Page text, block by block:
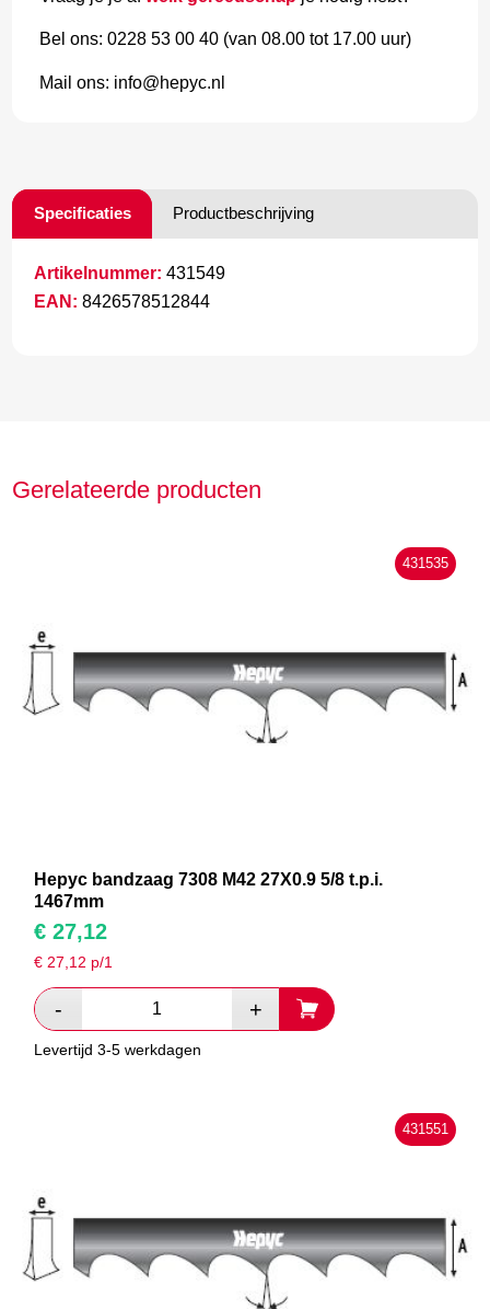
Bel ons: 0228 53 00 40 (van 08.00 tot 17.00 uur)
Mail ons: info@hepyc.nl
Specificaties Productbeschrijving
Artikelnummer: 431549
EAN: 8426578512844
Gerelateerde producten
431535
Hepyc bandzaag 7308 M42 27X0.9 5/8 t.p.i.
1467mm
€ 27,12
€27,12 p/1
Levertijd 3-5 werkdagen
431551